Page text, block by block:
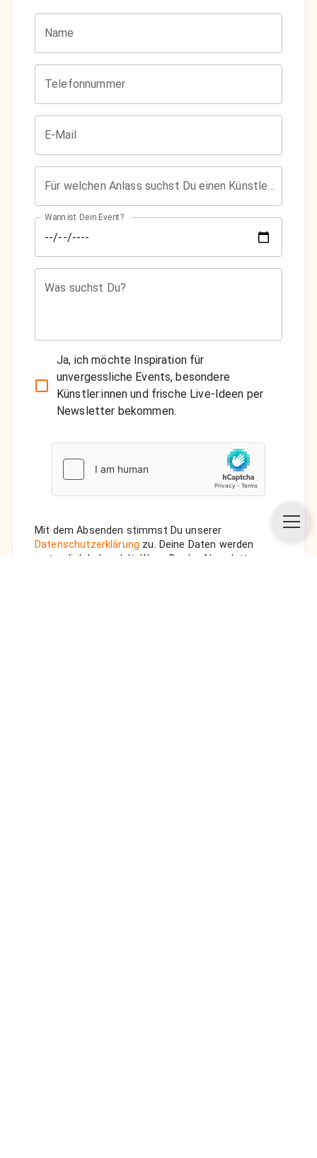
Name
Telefonnummer
E-Mail
Für welchen Anlass suchst Du einen Künstler?
Wann ist Dein Event?
Was suchst Du?
Ja, ich möchte Inspiration für
unvergessliche Events, besondere
Künstler:innen und frische Live-Ideen per
Newsletter bekommen.
Mit dem Absenden stimmst Du unserer
Datenschutzerklärung zu. Deine Daten werden
vertraulich behandelt. Wenn Du den Newsletter